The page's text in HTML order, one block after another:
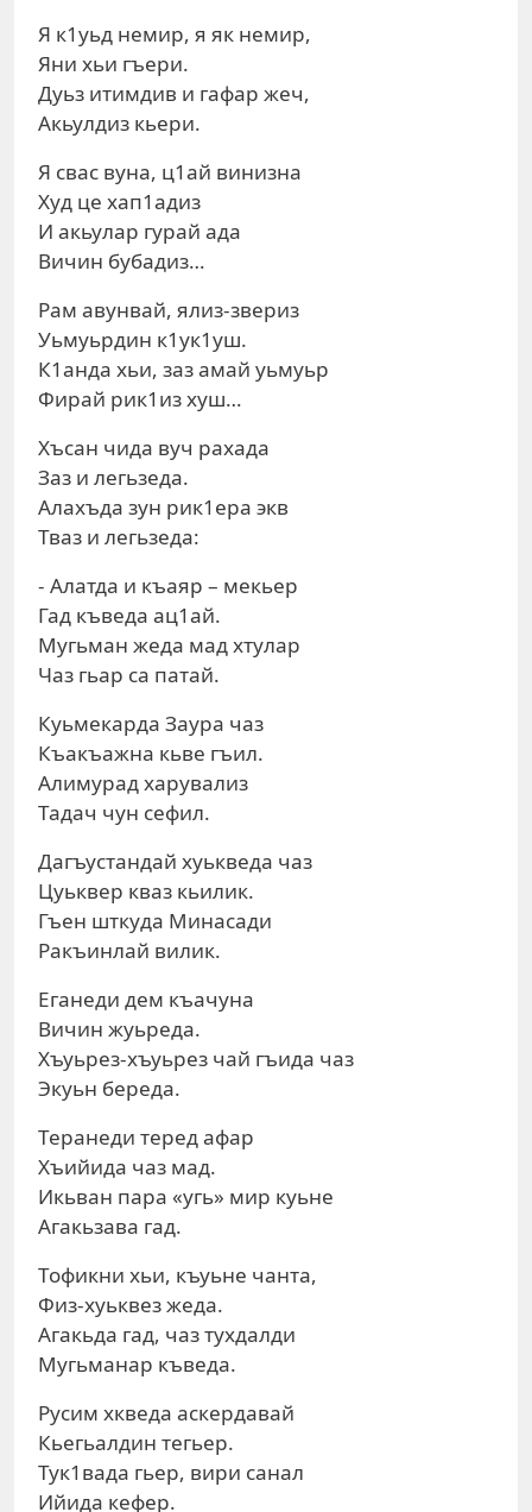
Я к1уьд немир, я як немир,
Яни хьи гъери.
Дуьз итимдив и гафар жеч,
Акьулдиз кьери.
Я свас вуна, ц1ай винизна
Худ це хап1адиз
И акьулар гурай ада
Вичин бубадиз…
Рам авунвай, ялиз-звериз
Уьмуьрдин к1ук1уш.
К1анда хьи, заз амай уьмуьр
Фирай рик1из хуш…
Хъсан чида вуч рахада
Заз и легьзеда.
Алахъда зун рик1ера экв
Тваз и легьзеда:
- Алатда и къаяр – мекьер
Гад къведа ац1ай.
Мугьман жеда мад хтулар
Чаз гьар са патай.
Куьмекарда Заура чаз
Къакъажна кьве гъил.
Алимурад харувализ
Тадач чун сефил.
Дагъустандай хуькведа чаз
Цуьквер кваз кьилик.
Гъен шткуда Минасади
Ракъинлай вилик.
Еганеди дем къачуна
Вичин жуьреда.
Хъуьрез-хъуьрез чай гъида чаз
Экуьн береда.
Теранеди теред афар
Хъийида чаз мад.
Икьван пара «угь» мир куьне
Агакьзава гад.
Тофикни хьи, къуьне чанта,
Физ-хуьквез жеда.
Агакьда гад, чаз тухдалди
Мугьманар къведа.
Русим хкведа аскердавай
Кьегьалдин тегьер.
Тук1вада гьер, вири санал
Ийида кефер.